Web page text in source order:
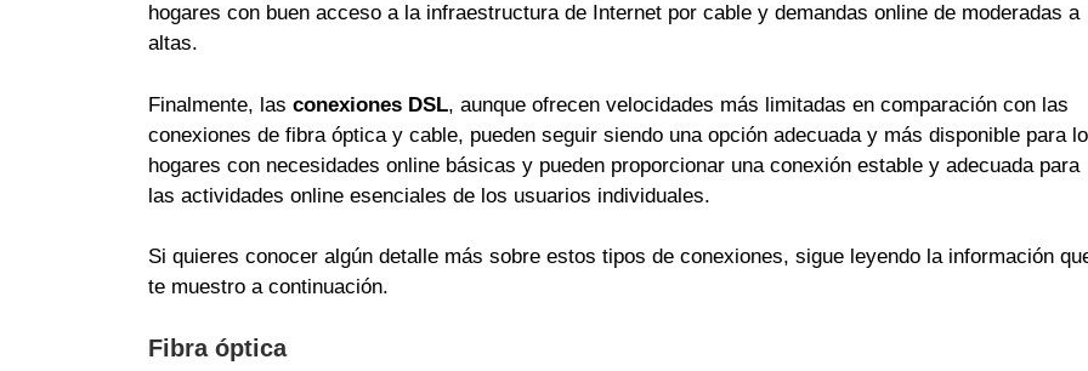
hogares con buen acceso a la infraestructura de Internet por cable y demandas online de moderadas a
altas.
Finalmente, las conexiones DSL, aunque ofrecen velocidades más limitadas en comparación con las
conexiones de fibra óptica y cable, pueden seguir siendo una opción adecuada y más disponible para
hogares con necesidades online básicas y pueden proporcionar una conexión estable y adecuada para
las actividades online esenciales de los usuarios individuales.
Si quieres conocer algún detalle más sobre estos tipos de conexiones, sigue leyendo la información
te muestro a continuación.
Fibra óptica